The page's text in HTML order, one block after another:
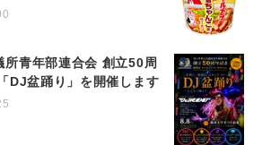
所青年部連合会 創立50周
DJ盆踊り」を開催します